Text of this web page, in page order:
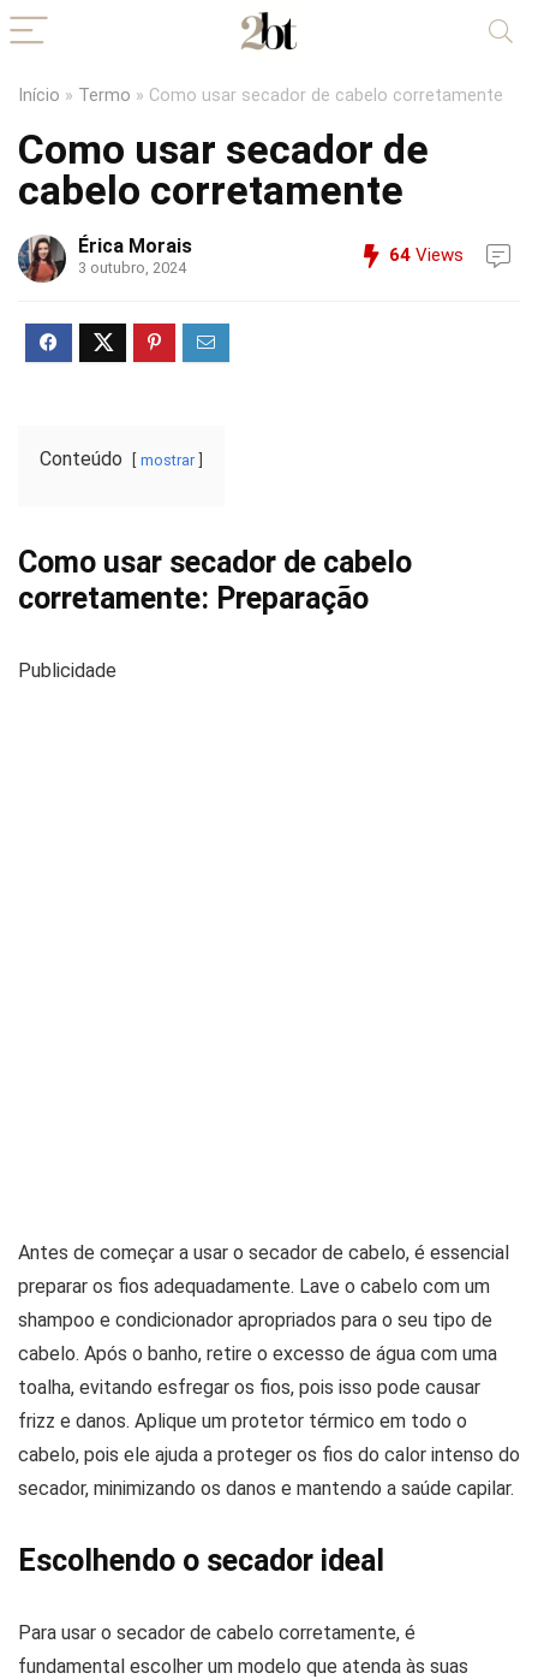
Início » Termo » Como usar secador de cabelo corretamente
Como usar secador de
cabelo corretamente
Érica Morais
3 outubro, 2024
64 Views
Conteúdo mostrar
Como usar secador de cabelo
corretamente: Preparação
Publicidade
Antes de começar a usar o secador de cabelo, é essencial
preparar os fios adequadamente. Lave o cabelo com um
shampoo e condicionador apropriados para o seu tipo de
cabelo. Após o banho, retire o excesso de água com uma
toalha, evitando esfregar os fios, pois isso pode causar
frizz e danos. Aplique um protetor térmico em todo o
cabelo, pois ele ajuda a proteger os fios do calor intenso do
secador, minimizando os danos e mantendo a saúde capilar.
Escolhendo o secador ideal
Para usar o secador de cabelo corretamente, é
fundamental escolher um modelo que atenda às suas